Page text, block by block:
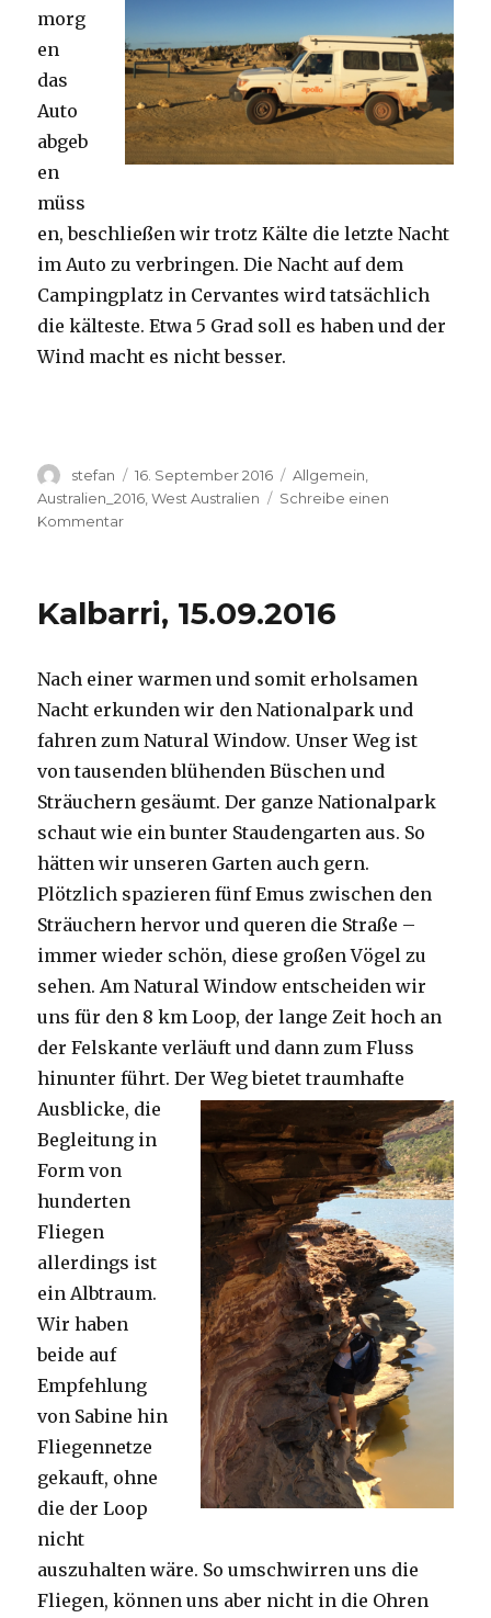
morg
en
das
Auto
abgeb
en
müss
en, beschließen wir trotz Kälte die letzte Nacht
im Auto zu verbringen. Die Nacht auf dem
Campingplatz in Cervantes wird tatsächlich
die kälteste. Etwa 5 Grad soll es haben und der
Wind macht es nicht besser.
Autor
stefan
Veröffentlicht
am
16. September 2016 Kategorien
Allgemein
Australien_2016 ,West Australien
Schreibe einen
Kommentarzu
Kalbarri, 15.09.2016
Nach einer warmen und somit erholsamen
Nacht erkunden wir den Nationalpark und
fahren zum Natural Window. Unser Weg ist
von tausenden blühenden Büschen und
Sträuchern gesäumt. Der ganze Nationalpark
schaut wie ein bunter Staudengarten aus. So
hätten wir unseren Garten auch gern.
Plötzlich spazieren fünf Emus zwischen den
Sträuchern hervor und queren die Straße –
immer wieder schön, diese großen Vögel zu
sehen. Am Natural Window entscheiden wir
uns für den 8 km Loop, der lange Zeit hoch an
der Felskante verläuft und dann zum Fluss
hinunter führt. Der Weg bietet traumhafte
Ausblicke, die
Begleitung in
Form von
hunderten
Fliegen
allerdings ist
ein Albtraum.
Wir haben
beide auf
Empfehlung
von Sabine hin
Fliegennetze
gekauft, ohne
die der Loop
nicht
auszuhalten wäre. So umschwirren uns die
Fliegen, können uns aber nicht in die Ohren